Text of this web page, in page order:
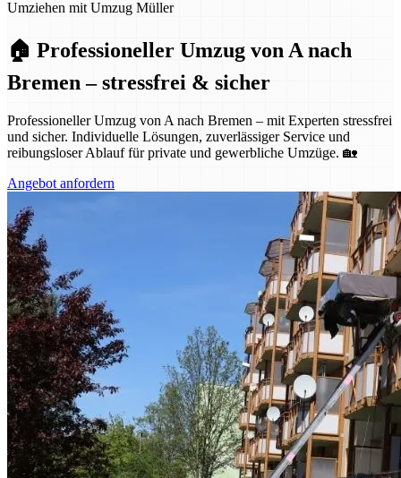
Umziehen mit Umzug Müller
🏠 Professioneller Umzug von A nach
Bremen – stressfrei & sicher
Professioneller Umzug von A nach Bremen – mit Experten stressfrei
und sicher. Individuelle Lösungen, zuverlässiger Service und
reibungsloser Ablauf für private und gewerbliche Umzüge. 🏡
Angebot anfordern